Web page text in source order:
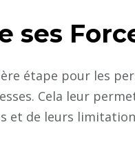
ses
étape pour les
Cela leur
et de leurs